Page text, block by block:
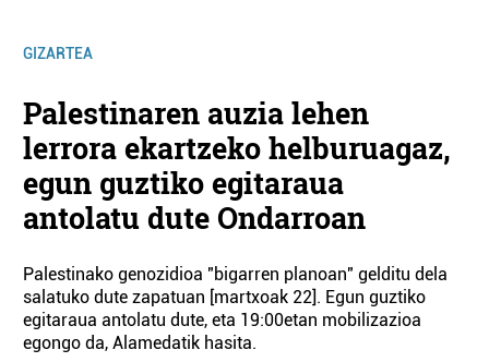
GIZARTEA
Palestinaren auzia lehen
lerrora ekartzeko helburuagaz,
egun guztiko egitaraua
antolatu dute Ondarroan
Palestinako genozidioa "bigarren planoan" gelditu dela
salatuko dute zapatuan [martxoak 22]. Egun guztiko
egitaraua antolatu dute, eta 19:00etan mobilizazioa
egongo da, Alamedatik hasita.